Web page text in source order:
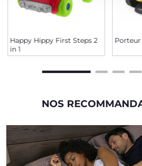
Happy Hippy First Steps 2
in 1
Porteur
NOS